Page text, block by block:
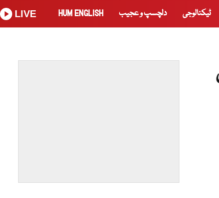
ٹیکنالوجی دلچسپ و عجیب HUM ENGLISH
LIVE